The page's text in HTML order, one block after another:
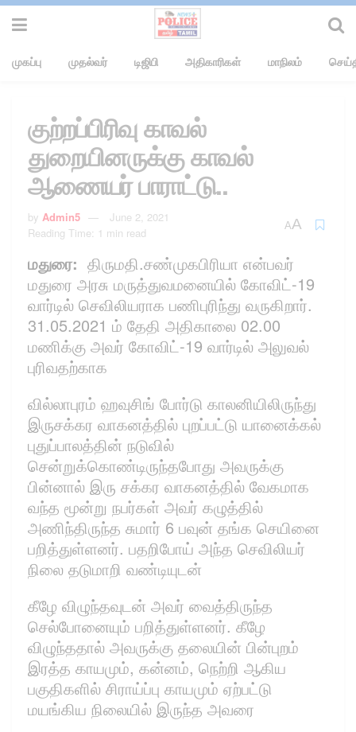
முகப்பு முதல்வர் டிஜிபி அதிகாரிகள் மாநிலம்
குற்றப்பிரிவு காவல்
துறையினருக்கு காவல்
ஆணையர் பாராட்டு..
by Admin5
June 2, 2021
Reading Time: 1 min read
AA
மதுரை: திருமதி.சண்முகபிரியா என்பவர்
மதுரை அரசு மருத்துவமனையில் கோவிட்-19
வார்டில் செவிலியராக பணிபுரிந்து வருகிறார்.
31.05.2021 ம் தேதி அதிகாலை 02.00
மணிக்கு அவர் கோவிட்-19 வார்டில் அலுவல்
புரிவதற்காக
வில்லாபுரம் ஹவுசிங் போர்டு காலனியிலிருந்து
இருசக்கர வாகனத்தில் புறப்பட்டு யானைக்கல்
புதுப்பாலத்தின் நடுவில்
சென்றுக்கொண்டிருந்தபோது அவருக்கு
பின்னால் இரு சக்கர வாகனத்தில் வேகமாக
வந்த மூன்று நபர்கள் அவர் கழுத்தில்
அணிந்திருந்த சுமார் 6 பவுன் தங்க செயினை
பறித்துள்ளனர். பதறிபோய் அந்த செவிலியர்
நிலை தடுமாறி வண்டியுடன்
கீழே விழுந்தவுடன் அவர் வைத்திருந்த
செல்போனையும் பறித்துள்ளனர். கீழே
விழுந்ததால் அவருக்கு தலையின் பின்புறம்
இரத்த காயமும், கன்னம், நெற்றி ஆகிய
பகுதிகளில் சிராய்ப்பு காயமும் ஏற்பட்டு
மயங்கிய நிலையில் இருந்த அவரை